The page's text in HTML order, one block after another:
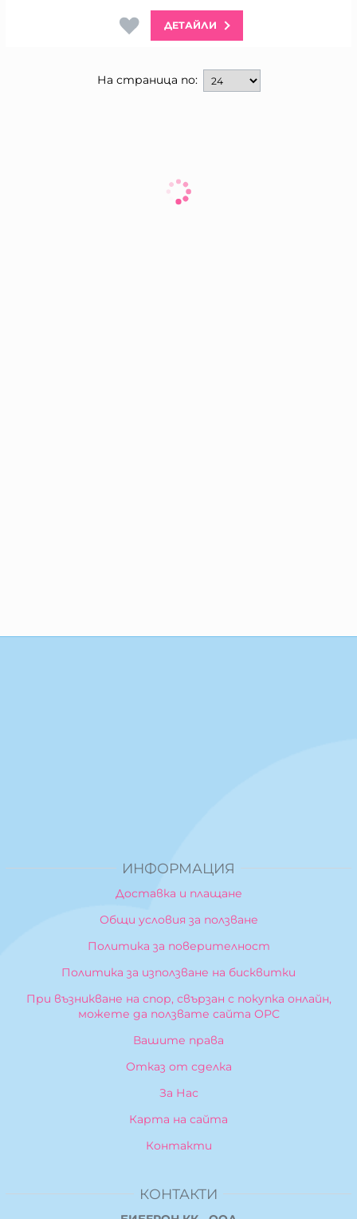
ДЕТАЙЛИ
На страница по:
ИНФОРМАЦИЯ
Доставка и плащане
Общи условия за ползване
Политика за поверителност
Политика за използване на бисквитки
При възникване на спор, свързан с покупка онлайн,
можете да ползвате сайта ОРС
Вашите права
Отказ от сделка
За Нас
Карта на сайта
Контакти
КОНТАКТИ